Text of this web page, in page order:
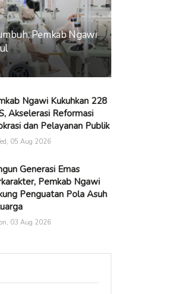
Pemkab Ngawi
Ngawi Kukuhkan 228
Akselerasi Reformasi
dan Pelayanan Publik
05 Aug 2026
Generasi Emas
Pemkab Ngawi
Penguatan Pola Asuh
03 Aug 2026